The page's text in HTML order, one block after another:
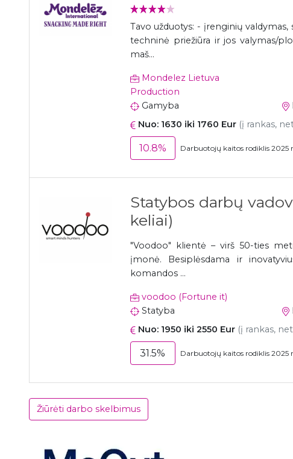
Tavo užduotys: - įrenginių
techninė priežiūra ir jos valymas/
maš...
Mondelez Lietuva
Production
Gamyba
Nuo: 1630 iki 1760 Eur (į rankas,
10.8% Darbuotojų kaitos rodiklis 2025
Statybos darbų
keliai)
"Voodoo" klientė – virš 50-ties
įmonė. Besiplėsdama ir
komandos ...
voodoo (Fortune it)
Statyba
Nuo: 1950 iki 2550 Eur (į rankas,
31.5% Darbuotojų kaitos rodiklis 2025
Žiūrėti darbo skelbimus